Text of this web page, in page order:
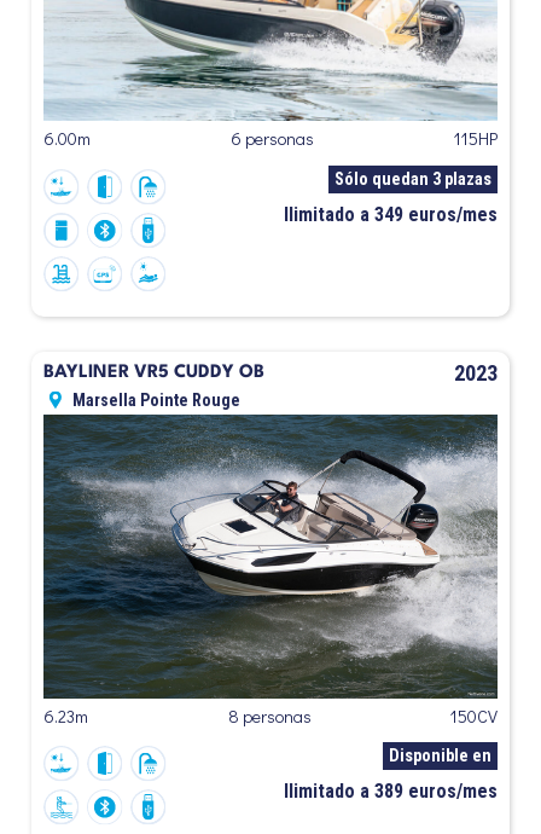
6.00m 6 personas 115HP
Sólo quedan 3 plazas
Ilimitado a 349 euros/mes
BAYLINER VR5 CUDDY OB 2023
Marsella Pointe Rouge
6.23m 8 personas 150CV
Disponible en
Ilimitado a 389 euros/mes